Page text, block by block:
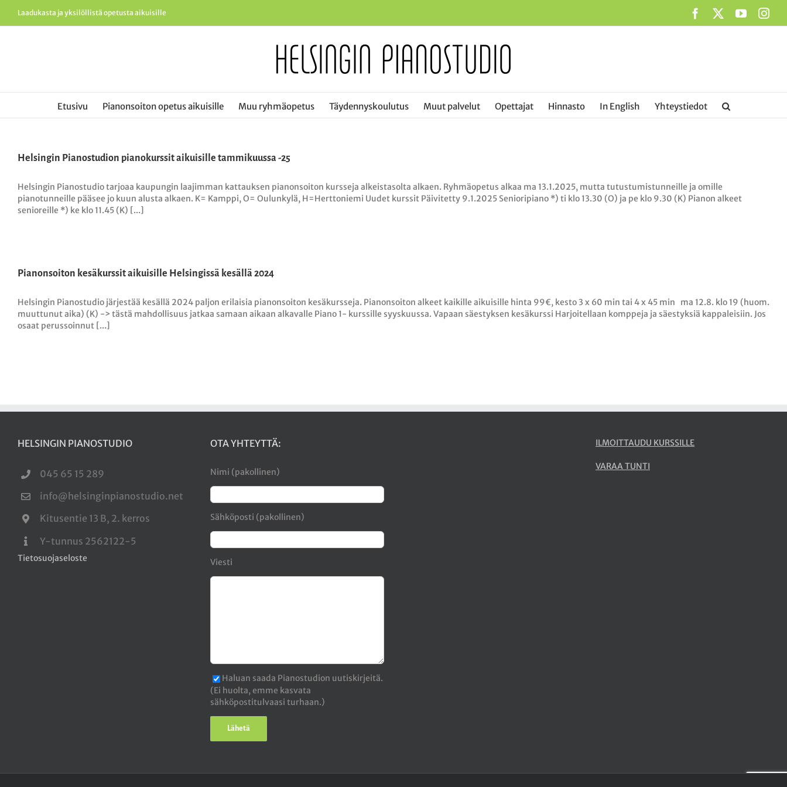
content
Laadukasta ja yksilöllistä opetusta aikuisille FacebookYouTube
Etusivu Pianonsoiton opetus aikuisille Muu ryhmäopetus Täydennyskoulutus Muut palvelut Opettajat Hinnasto In English Yhteystiedot
Helsingin Pianostudion pianokurssit aikuisille tammikuussa -25
Helsingin Pianostudio tarjoaa kaupungin laajimman kattauksen pianonsoiton kursseja alkeistasolta alkaen. Ryhmäopetus alkaa ma 13.1.2025, mutta tutustumistunneille ja omille
pianotunneille pääsee jo kuun alusta alkaen. K= Kamppi, O= Oulunkylä, H=Herttoniemi Uudet kurssit Päivitetty 9.1.2025 Senioripiano *) ti klo 13.30 (O) ja pe klo 9.30 (K) Pianon alkeet
senioreille *) ke klo 11.45 (K) [...]
Pianonsoiton kesäkurssit aikuisille Helsingissä kesällä 2024
Helsingin Pianostudio järjestää kesällä 2024 paljon erilaisia pianonsoiton kesäkursseja. Pianonsoiton alkeet kaikille aikuisille hinta 99€, kesto 3 x 60 min tai 4 x 45 min ma 12.8. klo 19 (huom.
muuttunut aika) (K) -> tästä mahdollisuus jatkaa samaan aikaan alkavalle Piano 1- kurssille syyskuussa. Vapaan säestyksen kesäkurssi Harjoitellaan komppeja ja säestyksiä kappaleisiin. Jos
osaat perussoinnut [...]
HELSINGIN PIANOSTUDIO
045 65 15 289
info@helsinginpianostudio.net
Kitusentie 13 B, 2. kerros
Y-tunnus 2562122-5
Tietosuojaseloste
OTA YHTEYTTÄ:
Nimi (pakollinen)
Sähköposti (pakollinen)
Viesti
Haluan saada Pianostudion uutiskirjeitä.
(Ei huolta, emme kasvata
sähköpostitulvaasi turhaan.)
ILMOITTAUDU KURSSILLE
VARAA TUNTI